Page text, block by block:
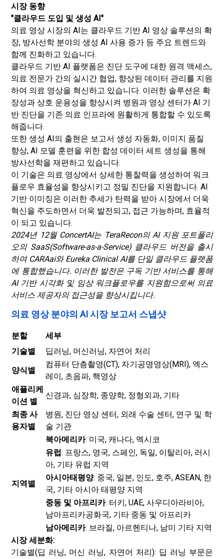
시장 동향
"클라우드 도입 및 생성 AI"
의료 영상 시장의 AI는 클라우드 기반 AI 영상 솔루션의 확
장, 방사선학 분야의 생성 AI 사용 증가 등 주요 트렌드와
함께 진화하고 있습니다.
클라우드 기반 AI 플랫폼은 진단 도구에 대한 원격 액세스,
의료 전문가 간의 실시간 협업, 향상된 데이터 관리를 지원
하여 의료 영상을 혁신하고 있습니다. 이러한 솔루션은 확
장성과 상호 운용성을 향상시켜 병원과 영상 센터가 AI 기
반 진단을 기존 의료 인프라에 원활하게 통합할 수 있도록
해줍니다.
또한 생성 AI의 출현은 보고서 생성 자동화, 이미지 품질
향상, AI 모델 훈련을 위한 합성 데이터 세트 생성을 통해
방사선학을 재편하고 있습니다.
이 기술은 의료 영상에서 상세한 통찰력을 생성하여 워크
플로우 효율성을 향상시키고 정밀 진단을 지원합니다. AI
기반 이미징은 이러한 추세가 탄력을 받아 시장에서 더욱
혁신을 주도하면서 더욱 발전되고, 접근 가능하며, 효율적
이 되고 있습니다.
2024년 12월 ConcertAI는 TeraRecon의 AI 지원 포트폴리
오의 SaaS(Software-as-a-Service) 클라우드 버전을 출시
하여 CARAai와 Eureka Clinical AI를 단일 클라우드 플랫폼
에 통합했습니다. 이러한 발전은 구독 기반 서비스를 통해
AI 기반 시각화 및 임상 워크플로우를 지원함으로써 의료
서비스 제공자의 접근성을 향상시킵니다.
의료 영상 분야의 AI 시장 보고서 스냅샷
분할
세부
기술별
딥러닝, 머신러닝, 자연어 처리
양식별
컴퓨터 단층촬영(CT), 자기공명영상(MRI), 엑스
레이, 초음파, 핵영상
애플리케
이션 별
신경과, 심장학, 종양학, 정형외과, 기타
최종 사
용자별
병원, 진단 영상 센터, 외래 수술 센터, 연구 및 학
술 기관
지역별
북아메리카: 미국, 캐나다, 멕시코
유럽: 프랑스, ​​영국, 스페인, 독일, 이탈리아, 러시
아, 기타 유럽 지역
아시아태평양: 중국, 일본, 인도, 호주, ASEAN, 한
국, 기타 아시아 태평양 지역
중동 및 아프리카: 터키, UAE, 사우디아라비아,
남아프리카공화국, 기타 중동 및 아프리카
남아메리카: 브라질, 아르헨티나, 남미 기타 지역
시장 세분화:
기술별(딥 러닝, 머신 러닝, 자연어 처리): 딥 러닝 부문은